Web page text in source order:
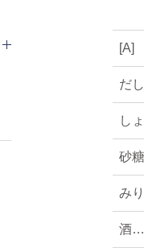
[A]
だ
し
砂
み
酒…